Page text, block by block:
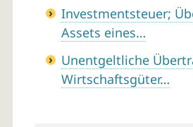
Investmentsteuer;
Assets eines…
Unentgeltliche
Wirtschaftsgüter…